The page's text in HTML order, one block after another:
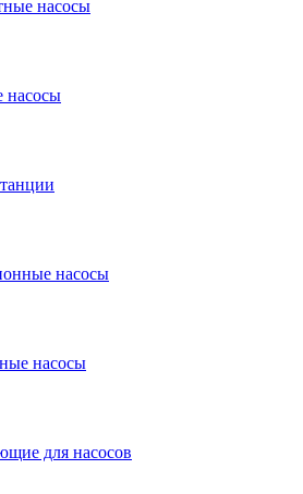
насосы
насосы
насосы
насосы
для насосов